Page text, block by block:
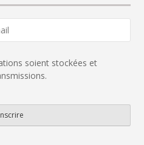
soient stockées et